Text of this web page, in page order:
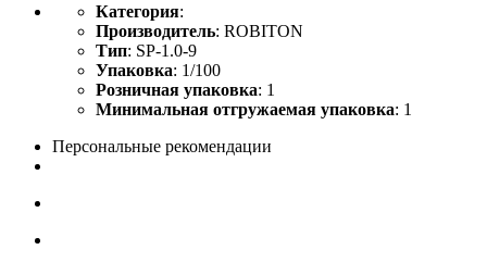
Категория:
Производитель: ROBITON
Тип: SP-1.0-9
Упаковка: 1/100
Розничная упаковка: 1
Минимальная отгружаемая упаковка: 1
Персональные рекомендации